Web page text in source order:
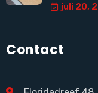
juli 20,
Contact